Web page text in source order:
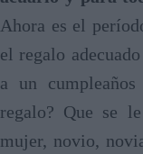
Ahora es el
el regalo
a un
regalo? Que se
mujer, novio,